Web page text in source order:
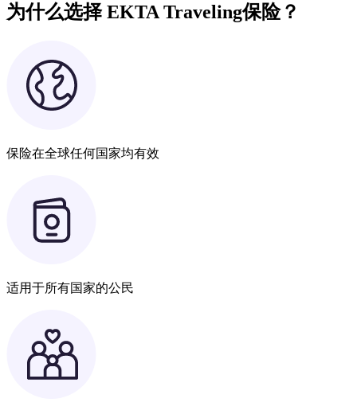
为什么选择 EKTA Traveling保险？
保险在全球任何国家均有效
适用于所有国家的公民